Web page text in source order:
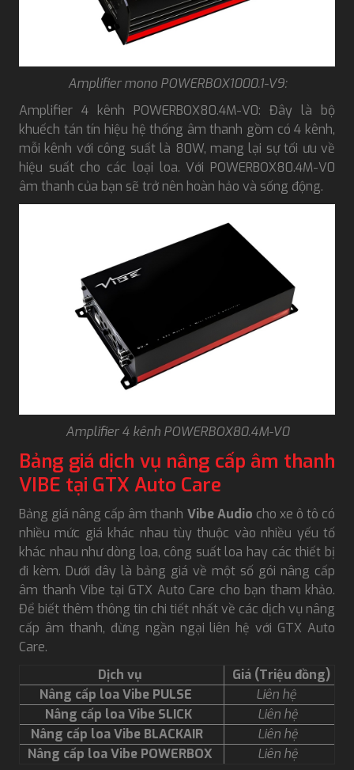
Amplifier mono POWERBOX1000.1-V9:
Amplifier 4 kênh POWERBOX80.4M-V0: Đây là bộ
khuếch tán tín hiệu hệ thống âm thanh gồm có 4 kênh,
mỗi kênh với công suất là 80W, mang lại sự tối ưu về
hiệu suất cho các loại loa. Với POWERBOX80.4M-V0
âm thanh của bạn sẽ trở nên hoàn hảo và sống động.
Amplifier 4 kênh POWERBOX80.4M-V0
Bảng giá dịch vụ nâng cấp âm thanh
VIBE tại GTX Auto Care
Bảng giá nâng cấp âm thanh Vibe Audio cho xe ô tô có
nhiều mức giá khác nhau tùy thuộc vào nhiều yếu tố
khác nhau như dòng loa, công suất loa hay các thiết bị
đi kèm. Dưới đây là bảng giá về một số gói nâng cấp
âm thanh Vibe tại GTX Auto Care cho bạn tham khảo.
Để biết thêm thông tin chi tiết nhất về các dịch vụ nâng
cấp âm thanh, đừng ngần ngại liên hệ với GTX Auto
Care.
Dịch vụ
Giá (Triệu đồng)
Nâng cấp loa Vibe PULSE
Liên hệ
Nâng cấp loa Vibe SLICK
Liên hệ
Nâng cấp loa Vibe BLACKAIR
Liên hệ
Nâng cấp loa Vibe POWERBOX
Liên hệ